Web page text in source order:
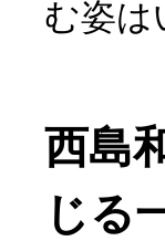
む姿は
西島
じる